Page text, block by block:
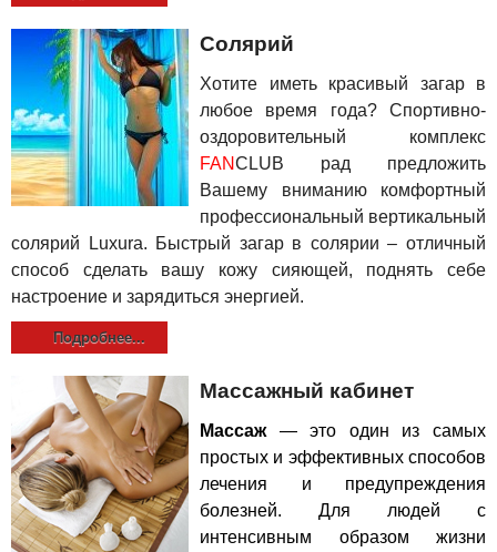
Солярий
Хотите иметь красивый загар в
любое время года? Спортивно-
оздоровительный комплекс
FANCLUB рад предложить
Вашему вниманию комфортный
профессиональный вертикальный
солярий Luxura. Быстрый загар в солярии – отличный
способ сделать вашу кожу сияющей, поднять себе
настроение и зарядиться энергией.
Подробнее...
Массажный кабинет
Массаж— это один из самых
простых и эффективных способов
лечения и предупреждения
болезней. Для людей с
интенсивным образом жизни